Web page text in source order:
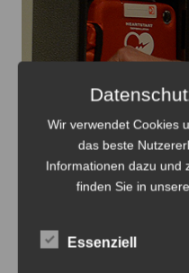
Die Defibrillatoren
Volksbank eG
Wir verwendet Cookies
das beste
Informationen dazu und
finden Sie in
Essenziell